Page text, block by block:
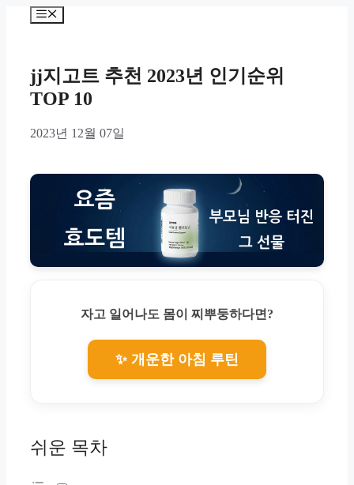
Menu
jj지고트 추천 2023년 인기순위
TOP 10
2023년 12월 07일
자고 일어나도 몸이 찌뿌둥하다면?
✨ 개운한 아침 루틴
쉬운 목차